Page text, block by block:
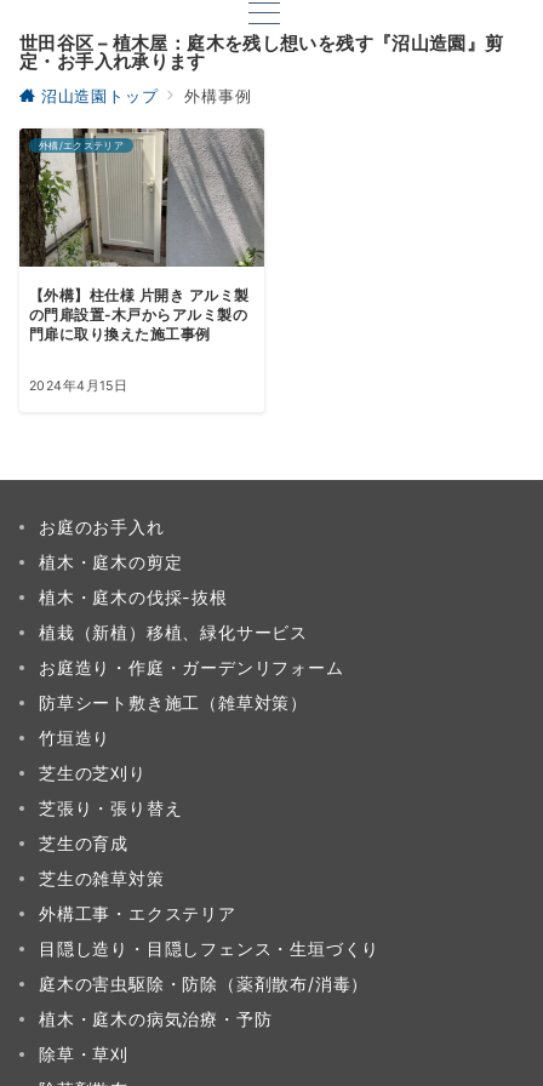
世田谷区 – 植木屋：庭木を残し想いを残す『沼山造園』剪
定・お手入れ承ります
沼山造園トップ 外構事例
外構/エクステリア
【外構】柱仕様 片開き アルミ製
の門扉設置-木戸からアルミ製の
門扉に取り換えた施工事例
2024年4月15日
お庭のお手入れ
植木・庭木の剪定
植木・庭木の伐採-抜根
植栽（新植）移植、緑化サービス
お庭造り・作庭・ガーデンリフォーム
防草シート敷き施工（雑草対策）
竹垣造り
芝生の芝刈り
芝張り・張り替え
芝生の育成
芝生の雑草対策
外構工事・エクステリア
目隠し造り・目隠しフェンス・生垣づくり
庭木の害虫駆除・防除（薬剤散布/消毒）
植木・庭木の病気治療・予防
除草・草刈